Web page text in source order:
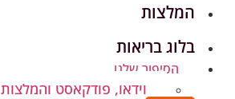
המלצות
בלוג בריאות
הסיפור שלנו
וידאו, פודקאסט והמלצות